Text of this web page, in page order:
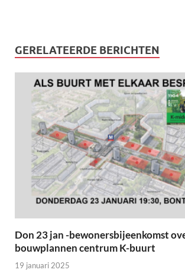
GERELATEERDE BERICHTEN
Don 23 jan -bewonersbijeenkomst
bouwplannen centrum K-buurt
19 januari 2025